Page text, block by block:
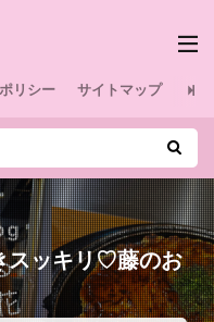
リシー サイトマップ
スッキリ♡藤のお